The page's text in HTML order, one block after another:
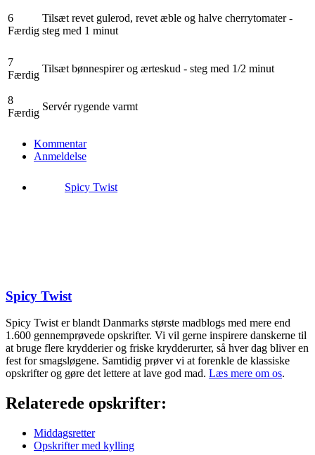
6
Færdig
Tilsæt revet gulerod, revet æble og halve cherrytomater -
steg med 1 minut
7
Færdig
Tilsæt bønnespirer og ærteskud - steg med 1/2 minut
8
Færdig
Servér rygende varmt
Kommentar
Anmeldelse
Spicy Twist
Spicy Twist
Spicy Twist er blandt Danmarks største madblogs med mere end
1.600 gennemprøvede opskrifter. Vi vil gerne inspirere danskerne til
at bruge flere krydderier og friske krydderurter, så hver dag bliver en
fest for smagsløgene. Samtidig prøver vi at forenkle de klassiske
opskrifter og gøre det lettere at lave god mad. Læs mere om os.
Relaterede opskrifter:
Middagsretter
Opskrifter med kylling